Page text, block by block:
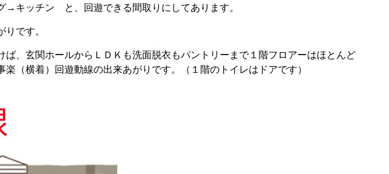
キッチン と、回遊できる間取りにしてあります。
です。
、玄関ホールからＬＤＫも洗面脱衣もパントリーまで１階フロアーはほとんど
（横着）回遊動線の出来あがりです。（１階のトイレはドアです）